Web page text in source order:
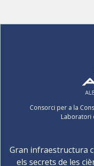
Consorci per a la
Laboratori
Gran infraestructura
els secrets de les